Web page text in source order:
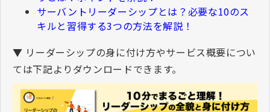
サーバントリーダーシップとは？必要な10のス
キルと習得する3つの方法を解説！
▼ リーダーシップの身に付け方やサービス概要につい
ては下記よりダウンロードできます。